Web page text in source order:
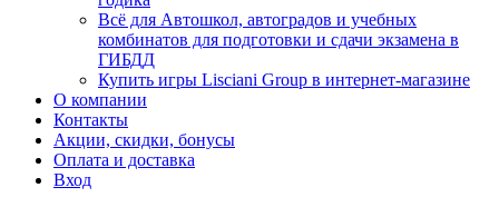
Всё для Автошкол, автоградов и учебных
комбинатов для подготовки и сдачи экзамена в
ГИБДД
Купить игры Lisciani Group в интернет-магазине
О компании
Контакты
Акции, скидки, бонусы
Оплата и доставка
Вход